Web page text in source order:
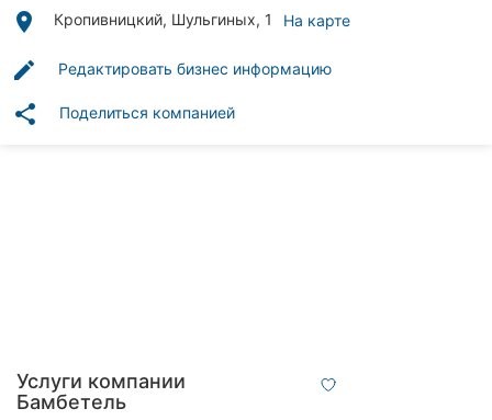
клиники
Автошколы
Все
города:
place Кропивницкий, Шульгиных, 1 На карте
edit Редактировать бизнес информацию
share Поделиться компанией
Услуги компании
Бамбетель